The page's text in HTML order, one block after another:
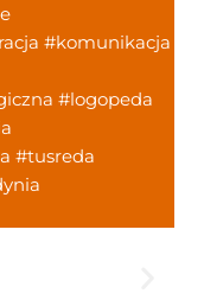
#komunikacja
#logopeda
#tusreda